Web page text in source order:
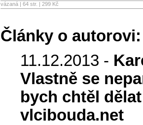
vázaná | 64 str. | 299 Kč
Články o autorovi:
11.12.2013 -
Vlastně se
bych chtěl
vlcibouda.net